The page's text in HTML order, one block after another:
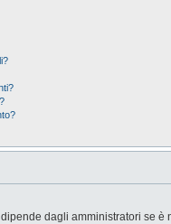
dagli amministratori se